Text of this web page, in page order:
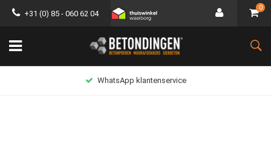
+31 (0) 85 - 060 62 04
0
WhatsApp klantenservice